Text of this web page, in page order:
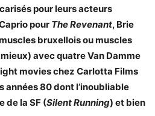
pour leurs acteurs
pour The Revenant, Brie
bruxellois ou muscles
avec quatre Van Damme
movies chez Carlotta Films
années 80 dont l’inoubliable
de la SF (Silent Running) et bien